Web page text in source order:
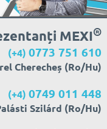
MEXI®
(+4) 0773 751 610
Cherecheș (Ro/Hu)
(+4) 0749 011 448
Szilárd (Ro/Hu)